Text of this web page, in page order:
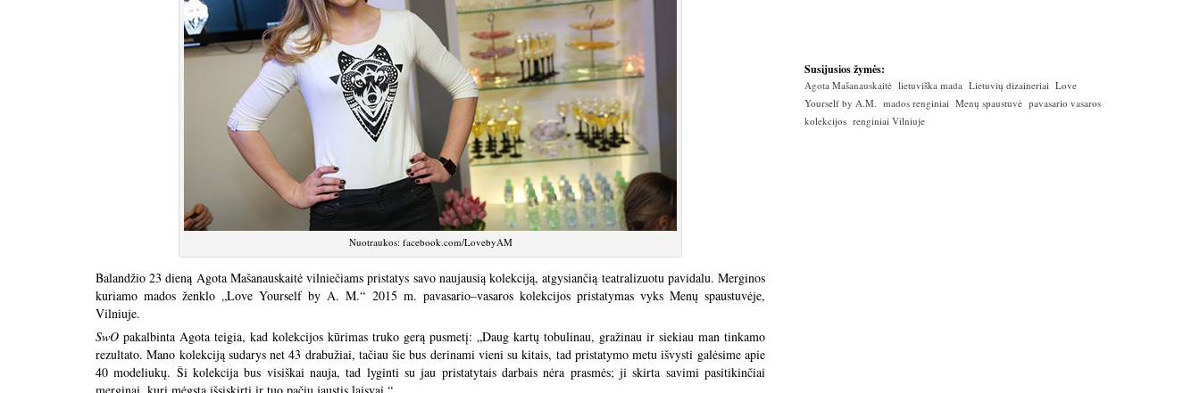
Nuotraukos: facebook.com/LovebyAM
Balandžio 23 dieną Agota Mašanauskaitė vilniečiams pristatys savo naujausią kolekciją, atgysiančią teatralizuotu pavidalu. Merginos
kuriamo mados ženklo „Love Yourself by A. M.“ 2015 m. pavasario–vasaros kolekcijos pristatymas vyks Menų spaustuvėje,
Vilniuje.
SwO pakalbinta Agota teigia, kad kolekcijos kūrimas truko gerą pusmetį: „Daug kartų tobulinau, gražinau ir siekiau man tinkamo
rezultato. Mano kolekciją sudarys net 43 drabužiai, tačiau šie bus derinami vieni su kitais, tad pristatymo metu išvysti galėsime apie
40 modeliukų. Ši kolekcija bus visiškai nauja, tad lyginti su jau pristatytais darbais nėra prasmės; ji skirta savimi pasitikinčiai
Susijusios žymės:
Agota Mašanauskaitė lietuviška mada Lietuvių dizaineriai Love
Yourself by A.M. mados renginiai Menų spaustuvė pavasario vasaros
kolekcijos renginiai Vilniuje